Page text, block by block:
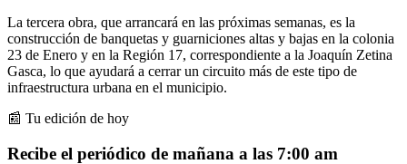
La tercera obra, que arrancará en las próximas semanas, es la
construcción de banquetas y guarniciones altas y bajas en la colonia
23 de Enero y en la Región 17, correspondiente a la Joaquín Zetina
Gasca, lo que ayudará a cerrar un circuito más de este tipo de
infraestructura urbana en el municipio.
📰 Tu edición de hoy
Recibe el periódico de mañana a las 7:00 am